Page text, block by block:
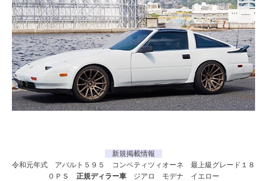
新規掲載情報
令和元年式 アバルト５９５ コンペティツィオーネ 最上級グレード１８
０ＰＳ 正規ディラー車 ジアロ モデナ イエロー